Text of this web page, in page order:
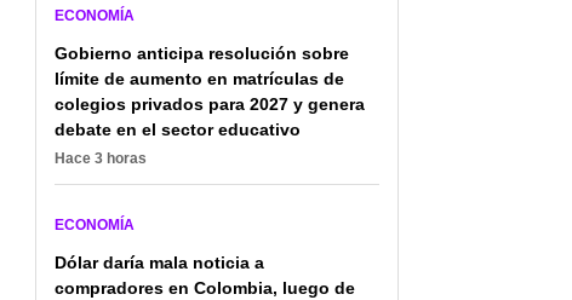
ECONOMÍA
Gobierno anticipa resolución sobre
límite de aumento en matrículas de
colegios privados para 2027 y genera
debate en el sector educativo
Hace 3 horas
ECONOMÍA
Dólar daría mala noticia a
compradores en Colombia, luego de